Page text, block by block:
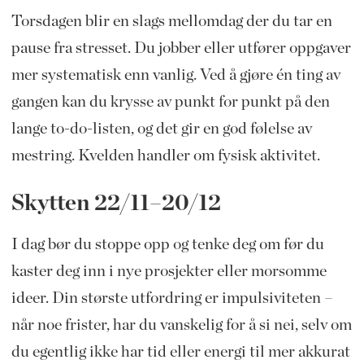
Torsdagen blir en slags mellomdag der du tar en
pause fra stresset. Du jobber eller utfører oppgaver
mer systematisk enn vanlig. Ved å gjøre én ting av
gangen kan du krysse av punkt for punkt på den
lange to-do-listen, og det gir en god følelse av
mestring. Kvelden handler om fysisk aktivitet.
Skytten 22/11–20/12
I dag bør du stoppe opp og tenke deg om før du
kaster deg inn i nye prosjekter eller morsomme
ideer. Din største utfordring er impulsiviteten –
når noe frister, har du vanskelig for å si nei, selv om
du egentlig ikke har tid eller energi til mer akkurat